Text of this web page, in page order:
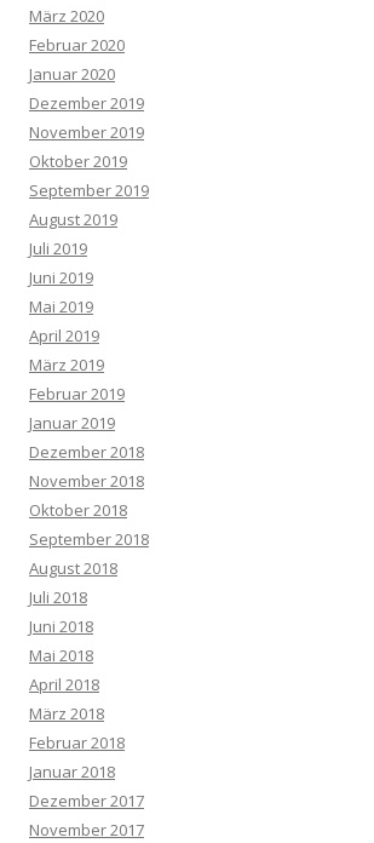
März 2020
Februar 2020
Januar 2020
Dezember 2019
November 2019
Oktober 2019
September 2019
August 2019
Juli 2019
Juni 2019
Mai 2019
April 2019
März 2019
Februar 2019
Januar 2019
Dezember 2018
November 2018
Oktober 2018
September 2018
August 2018
Juli 2018
Juni 2018
Mai 2018
April 2018
März 2018
Februar 2018
Januar 2018
Dezember 2017
November 2017